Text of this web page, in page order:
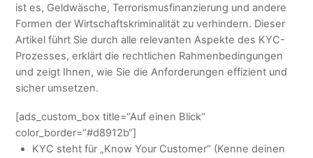
ist es, Geldwäsche, Terrorismusfinanzierung und andere
Formen der Wirtschaftskriminalität zu verhindern. Dieser
Artikel führt Sie durch alle relevanten Aspekte des KYC-
Prozesses, erklärt die rechtlichen Rahmenbedingungen
und zeigt Ihnen, wie Sie die Anforderungen effizient und
sicher umsetzen.
[ads_custom_box title=“Auf einen Blick“
color_border=“#d8912b“]
KYC steht für „Know Your Customer“ (Kenne deinen